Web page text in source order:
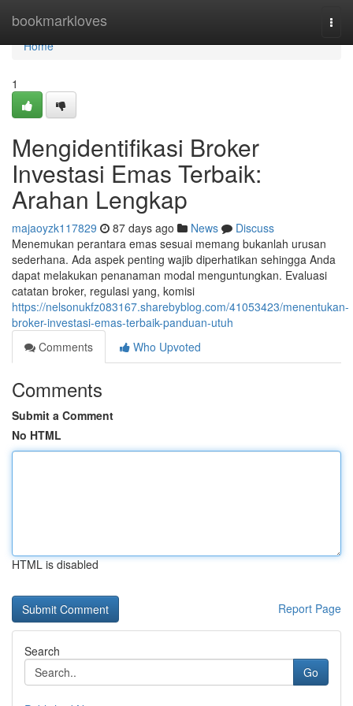
bookmarkloves
Home
Home
1
Mengidentifikasi Broker
Investasi Emas Terbaik:
Arahan Lengkap
majaoyzk117829 87 days ago News
Discuss
Menemukan perantara emas sesuai memang bukanlah urusan
sederhana. Ada aspek penting wajib diperhatikan sehingga Anda
dapat melakukan penanaman modal menguntungkan. Evaluasi
catatan broker, regulasi yang, komisi
https://nelsonukfz083167.sharebyblog.com/41053423/menentukan-
broker-investasi-emas-terbaik-panduan-utuh
Comments
Who Upvoted
Comments
Submit a Comment
No HTML
HTML is disabled
Report Page
Search
Go